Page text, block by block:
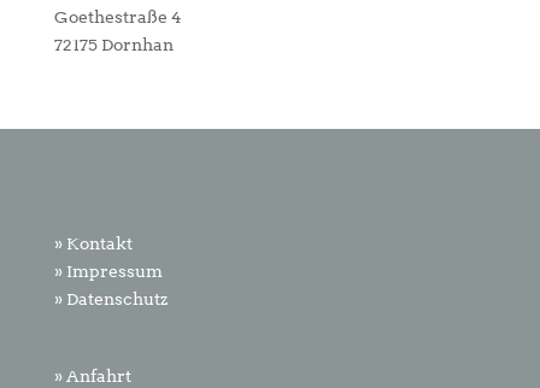
Goethestraße 4
72175 Dornhan
» Kontakt
» Impressum
» Datenschutz
» Anfahrt